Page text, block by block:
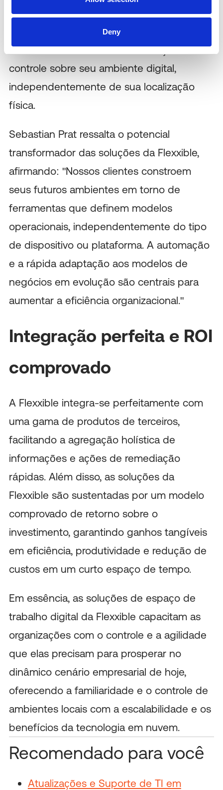
Deny
a partir de um console unificado. Esta
solução abrangente garante que os
usuários mantenham uma sensação de
controle sobre seu ambiente digital,
independentemente de sua localização
física.
Sebastian Prat ressalta o potencial
transformador das soluções da Flexxible,
afirmando: "Nossos clientes constroem
seus futuros ambientes em torno de
ferramentas que definem modelos
operacionais, independentemente do tipo
de dispositivo ou plataforma. A automação
e a rápida adaptação aos modelos de
negócios em evolução são centrais para
aumentar a eficiência organizacional."
Integração perfeita e ROI
comprovado
A Flexxible integra-se perfeitamente com
uma gama de produtos de terceiros,
facilitando a agregação holística de
informações e ações de remediação
rápidas. Além disso, as soluções da
Flexxible são sustentadas por um modelo
comprovado de retorno sobre o
investimento, garantindo ganhos tangíveis
em eficiência, produtividade e redução de
custos em um curto espaço de tempo.
Em essência, as soluções de espaço de
trabalho digital da Flexxible capacitam as
organizações com o controle e a agilidade
que elas precisam para prosperar no
dinâmico cenário empresarial de hoje,
oferecendo a familiaridade e o controle de
ambientes locais com a escalabilidade e os
benefícios da tecnologia em nuvem.
Recomendado para você
Atualizações e Suporte de TI em